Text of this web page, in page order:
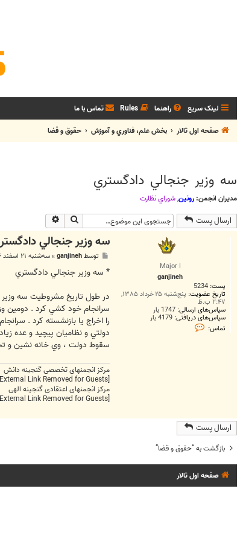
لینک سریع راهنما Rules تماس با ما
صفحه اول تالار
بخش علم، فناوري و آموزش حقوق و قضا
سه وزير جنجالي دادگستري
مدیران انجمن: رونین,شوراي نظارت
ارسال پست جستجو
Major I
ganjineh
پست: 5234
تاریخ عضویت: پنج‌شنبه ۲۵ خرداد ۱۳۸۵,
۲:۴۷ ب.ظ
سپاس‌های ارسالی: 1747 بار
سپاس‌های دریافتی: 4179 بار
تماس:
ت
سه وزير جنجالي
ت
توسطganjineh
»سه‌شنبه ۲۱ اسفند ۱۳۸۶, ۱۱:۲۶ ب.ظ
* سه وزير جنجالي دادگستري
در طول تاريخ مشروطيت سه وزير
دولتي و نظاميان پيچيد و عده
سقوط دولت ، وي خانه نشين و
مرکز انجمنهای تخصصی گنجینه دانش
[External Link Removed for Guests]
مرکز انجمنهای اعتقادی گنجینه الهی
[External Link Removed for Guests]
ارسال پست
بازگشت به “حقوق و قضا”
صفحه اول تالار